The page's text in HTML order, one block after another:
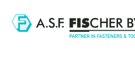
naar